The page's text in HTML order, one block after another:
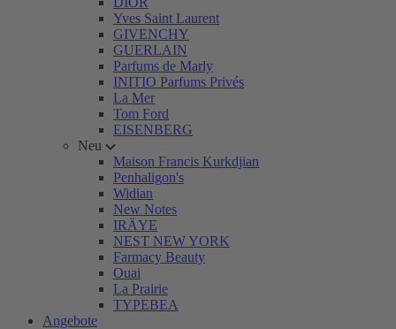
Yves Saint Laurent
GIVENCHY
GUERLAIN
Parfums de Marly
INITIO Parfums Privés
La Mer
Tom Ford
EISENBERG
Neu
Maison Francis Kurkdjian
Penhaligon's
Widian
New Notes
IRÄYE
NEST NEW YORK
Farmacy Beauty
Ouai
La Prairie
TYPEBEA
Angebote